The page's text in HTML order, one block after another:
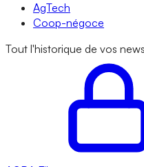
AgTech
Coop-négoce
Tout l'historique de vos